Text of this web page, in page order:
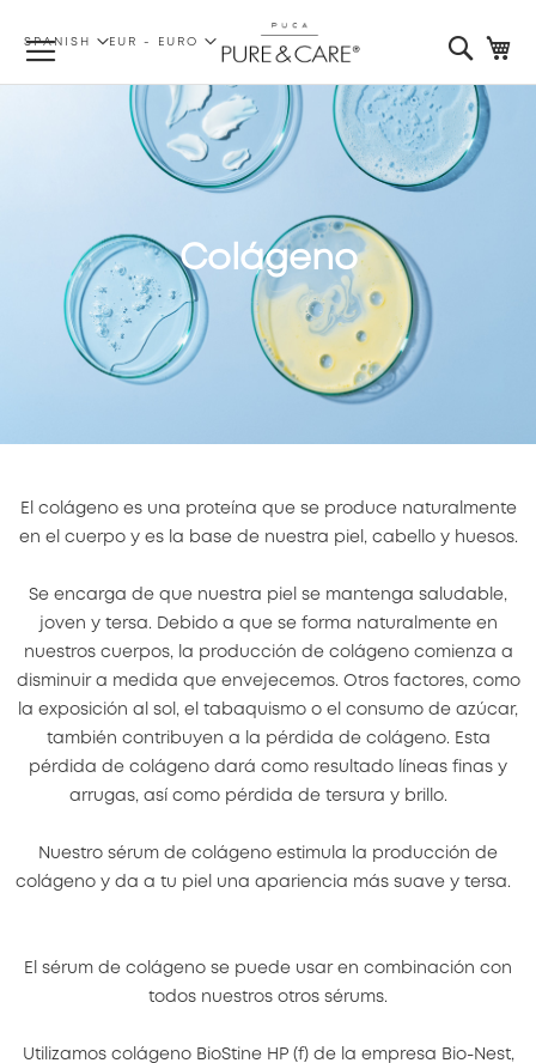
LENGUAJE
SPANISH
MONEDA
EUR - EURO
Colágeno
El colágeno es una proteína que se produce naturalmente
en el cuerpo y es la base de nuestra piel, cabello y huesos.
Se encarga de que nuestra piel se mantenga saludable,
joven y tersa. Debido a que se forma naturalmente en
nuestros cuerpos, la producción de colágeno comienza a
disminuir a medida que envejecemos. Otros factores, como
la exposición al sol, el tabaquismo o el consumo de azúcar,
también contribuyen a la pérdida de colágeno. Esta
pérdida de colágeno dará como resultado líneas finas y
arrugas, así como pérdida de tersura y brillo.
Nuestro sérum de colágeno estimula la producción de
colágeno y da a tu piel una apariencia más suave y tersa.
El sérum de colágeno se puede usar en combinación con
todos nuestros otros sérums.
Utilizamos colágeno BioStine HP (f) de la empresa Bio-Nest,